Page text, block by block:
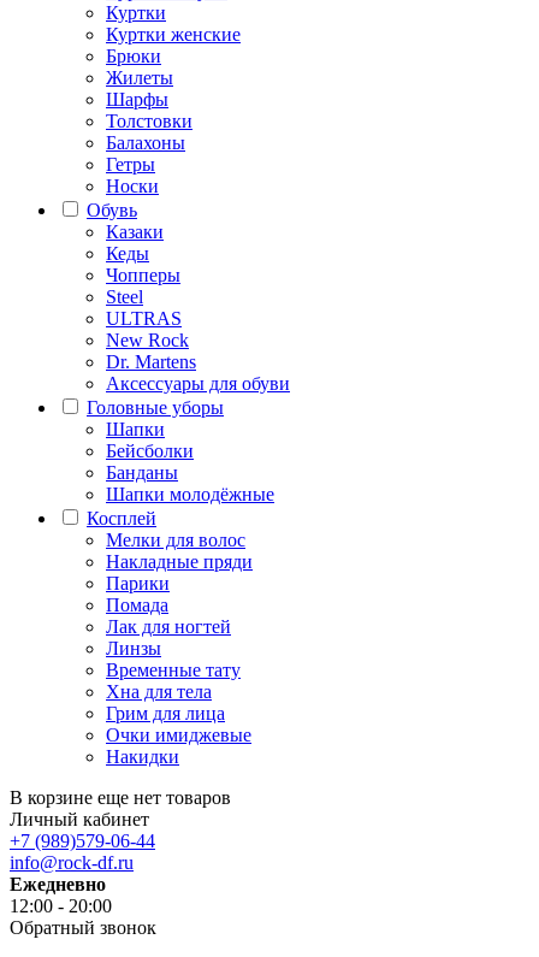
Куртки
Куртки женские
Брюки
Жилеты
Шарфы
Толстовки
Балахоны
Гетры
Носки
Обувь
Казаки
Кеды
Чопперы
Steel
ULTRAS
New Rock
Dr. Martens
Аксессуары для обуви
Головные уборы
Шапки
Бейсболки
Банданы
Шапки молодёжные
Косплей
Мелки для волос
Накладные пряди
Парики
Помада
Лак для ногтей
Линзы
Временные тату
Хна для тела
Грим для лица
Очки имиджевые
Накидки
В корзине еще нет товаров
Личный кабинет
+7 (989)579-06-44
info@rock-df.ru
Ежедневно
12:00 - 20:00
Обратный звонок